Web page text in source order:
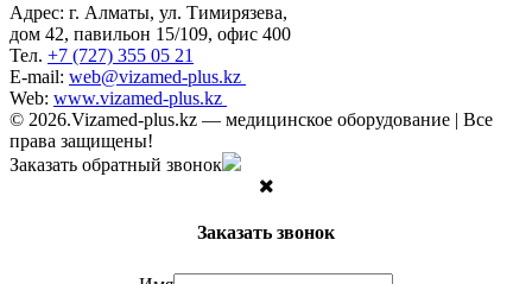
Адрес: г. Алматы, ул. Тимирязева,
дом 42, павильон 15/109, офис 400
Тел. +7 (727) 355 05 21
E-mail: web@vizamed-plus.kz
Web: www.vizamed-plus.kz
© 2026.Vizamed-plus.kz — медицинское оборудование | Все
права защищены!
Заказать обратный звонок
Заказать звонок